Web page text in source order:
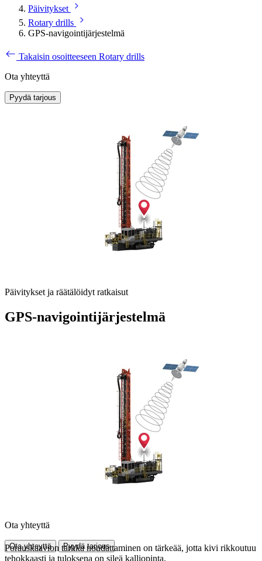
Päivitykset
Rotary drills
GPS-navigointijärjestelmä
Takaisin osoitteeseen Rotary drills
Ota yhteyttä
Pyydä tarjous
Päivitykset ja räätälöidyt ratkaisut
GPS-navigointijärjestelmä
Ota yhteyttä
Ota yhteyttä Pyydä tarjous
Porauskaavion tarkka noudattaminen on tärkeää, jotta kivi rikkoutuu
tehokkaasti ja tuloksena on sileä kalliopinta.